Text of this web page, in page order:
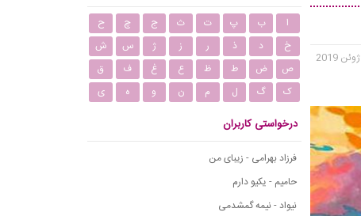
ا ب پ ت ث ج چ
ح
خ
د ذ ر ز ژ س
ش
ص
ض ط ظ ع غ ف
ق
ک
گ ل م ن و ه ی
درخواستی کاربران
فرزاد بهرامی - زیبای من
حامیم - یکیو دارم
نیواد - نیمه گمشدمی